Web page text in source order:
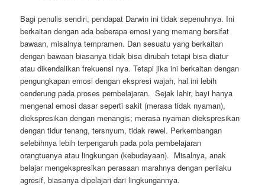
Bagi penulis sendiri, pendapat Darwin ini tidak sepenuhnya. Ini
berkaitan dengan ada beberapa emosi yang memang bersifat
bawaan, misalnya tempramen. Dan sesuatu yang berkaitan
dengan bawaan biasanya tidak bisa dirubah tetapi bisa diatur
atau dikendalikan frekuensi nya. Tetapi jika ini berkaitan dengan
pengungkapan emosi dengan ekspresi wajah, hal ini lebih
cenderung pada proses pembelajaran. Sejak lahir, bayi hanya
mengenal emosi dasar seperti sakit (merasa tidak nyaman),
diekspresikan dengan menangis; merasa nyaman diekspresikan
dengan tidur tenang, tersnyum, tidak rewel. Perkembangan
selebihnya lebih terpengaruh pada pola pembelajaran
orangtuanya atau lingkungan (kebudayaan). Misalnya, anak
belajar mengekspresikan perasaan marahnya dengan perilaku
agresif, biasanya dipelajari dari lingkungannya.